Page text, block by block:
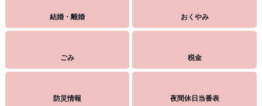
結婚・離婚 おくやみ
ごみ 税金
防災情報 夜間休日当番表